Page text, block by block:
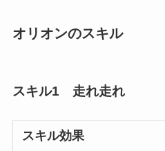
オリオンのスキル
スキル1 走れ走れ
スキル効果